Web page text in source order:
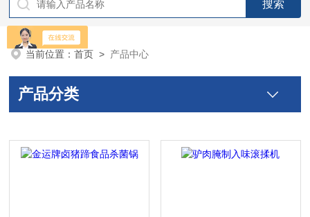
当前位置：首页 > 产品中心
产品分类